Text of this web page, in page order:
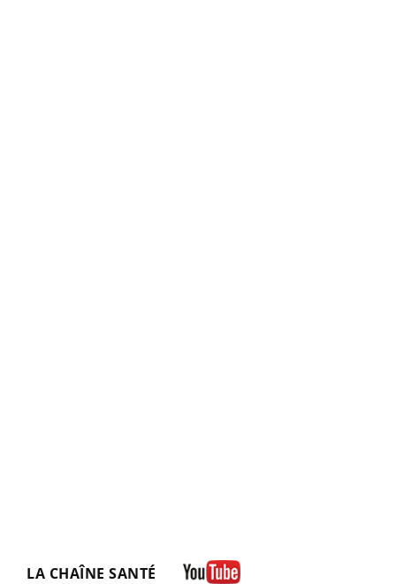
LA CHAÎNE SANTÉ